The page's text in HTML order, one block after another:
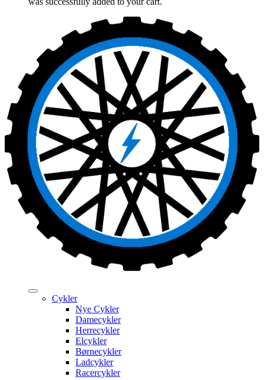
Cykler
Nye Cykler
Damecykler
Herrecykler
Elcykler
Børnecykler
Ladcykler
Racercykler